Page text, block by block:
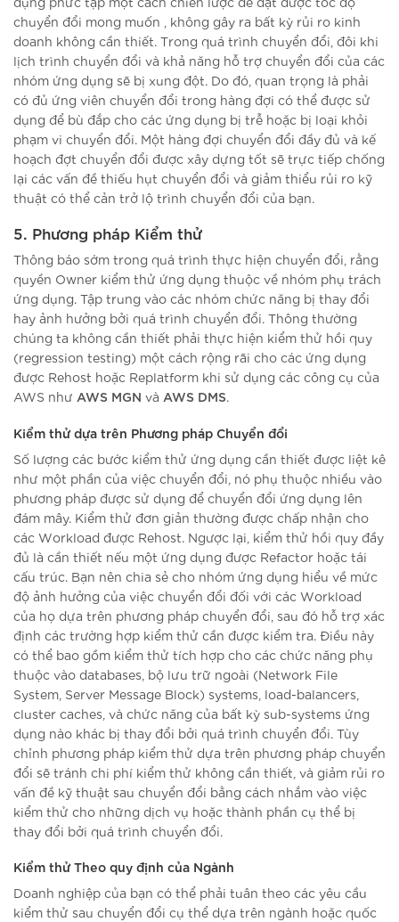
chuyển đổi mong muốn , không gây ra bất kỳ rủi ro kinh
doanh không cần thiết. Trong quá trình chuyển đổi, đôi khi
lịch trình chuyển đổi và khả năng hỗ trợ chuyển đổi của các
nhóm ứng dụng sẽ bị xung đột. Do đó, quan trọng là phải
có đủ ứng viên chuyển đổi trong hàng đợi có thể được sử
dụng để bù đắp cho các ứng dụng bị trễ hoặc bị loại khỏi
phạm vi chuyển đổi. Một hàng đợi chuyển đổi đầy đủ và kế
hoạch đợt chuyển đổi được xây dựng tốt sẽ trực tiếp chống
lại các vấn đề thiếu hụt chuyển đổi và giảm thiểu rủi ro kỹ
thuật có thể cản trở lộ trình chuyển đổi của bạn.
5. Phương pháp Kiểm thử
Thông báo sớm trong quá trình thực hiện chuyển đổi, rằng
quyền Owner kiểm thử ứng dụng thuộc về nhóm phụ trách
ứng dụng. Tập trung vào các nhóm chức năng bị thay đổi
hay ảnh hưởng bởi quá trình chuyển đổi. Thông thường
chúng ta không cần thiết phải thực hiện kiểm thử hồi quy
(regression testing) một cách rộng rãi cho các ứng dụng
được Rehost hoặc Replatform khi sử dụng các công cụ của
AWS như AWS MGN và AWS DMS.
Kiểm thử dựa trên Phương pháp Chuyển đổi
Số lượng các bước kiểm thử ứng dụng cần thiết được liệt kê
như một phần của việc chuyển đổi, nó phụ thuộc nhiều vào
phương pháp được sử dụng để chuyển đổi ứng dụng lên
đám mây. Kiểm thử đơn giản thường được chấp nhận cho
các Workload được Rehost. Ngược lại, kiểm thử hồi quy đầy
đủ là cần thiết nếu một ứng dụng được Refactor hoặc tái
cấu trúc. Bạn nên chia sẻ cho nhóm ứng dụng hiểu về mức
độ ảnh hưởng của việc chuyển đổi đối với các Workload
của họ dựa trên phương pháp chuyển đổi, sau đó hỗ trợ xác
định các trường hợp kiểm thử cần được kiểm tra. Điều này
có thể bao gồm kiểm thử tích hợp cho các chức năng phụ
thuộc vào databases, bộ lưu trữ ngoài (Network File
System, Server Message Block) systems, load-balancers,
cluster caches, và chức năng của bất kỳ sub-systems ứng
dụng nào khác bị thay đổi bởi quá trình chuyển đổi. Tùy
chỉnh phương pháp kiểm thử dựa trên phương pháp chuyển
đổi sẽ tránh chi phí kiểm thử không cần thiết, và giảm rủi ro
vấn đề kỹ thuật sau chuyển đổi bằng cách nhắm vào việc
kiểm thử cho những dịch vụ hoặc thành phần cụ thể bị
thay đổi bởi quá trình chuyển đổi.
Kiểm thử Theo quy định của Ngành
Doanh nghiệp của bạn có thể phải tuân theo các yêu cầu
kiểm thử sau chuyển đổi cụ thể dựa trên ngành hoặc quốc